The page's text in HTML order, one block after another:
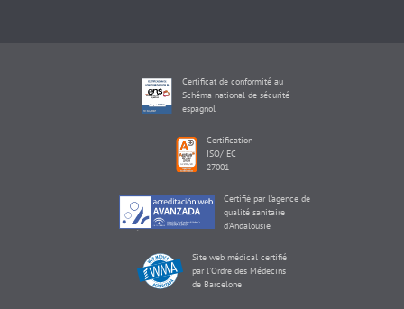
Certificat de conformité au
Schéma national de sécurité
espagnol
Certification
ISO/IEC
27001
Certifié par l'agence de
qualité sanitaire
d'Andalousie
Site web médical certifié
par l'Ordre des Médecins
de Barcelone